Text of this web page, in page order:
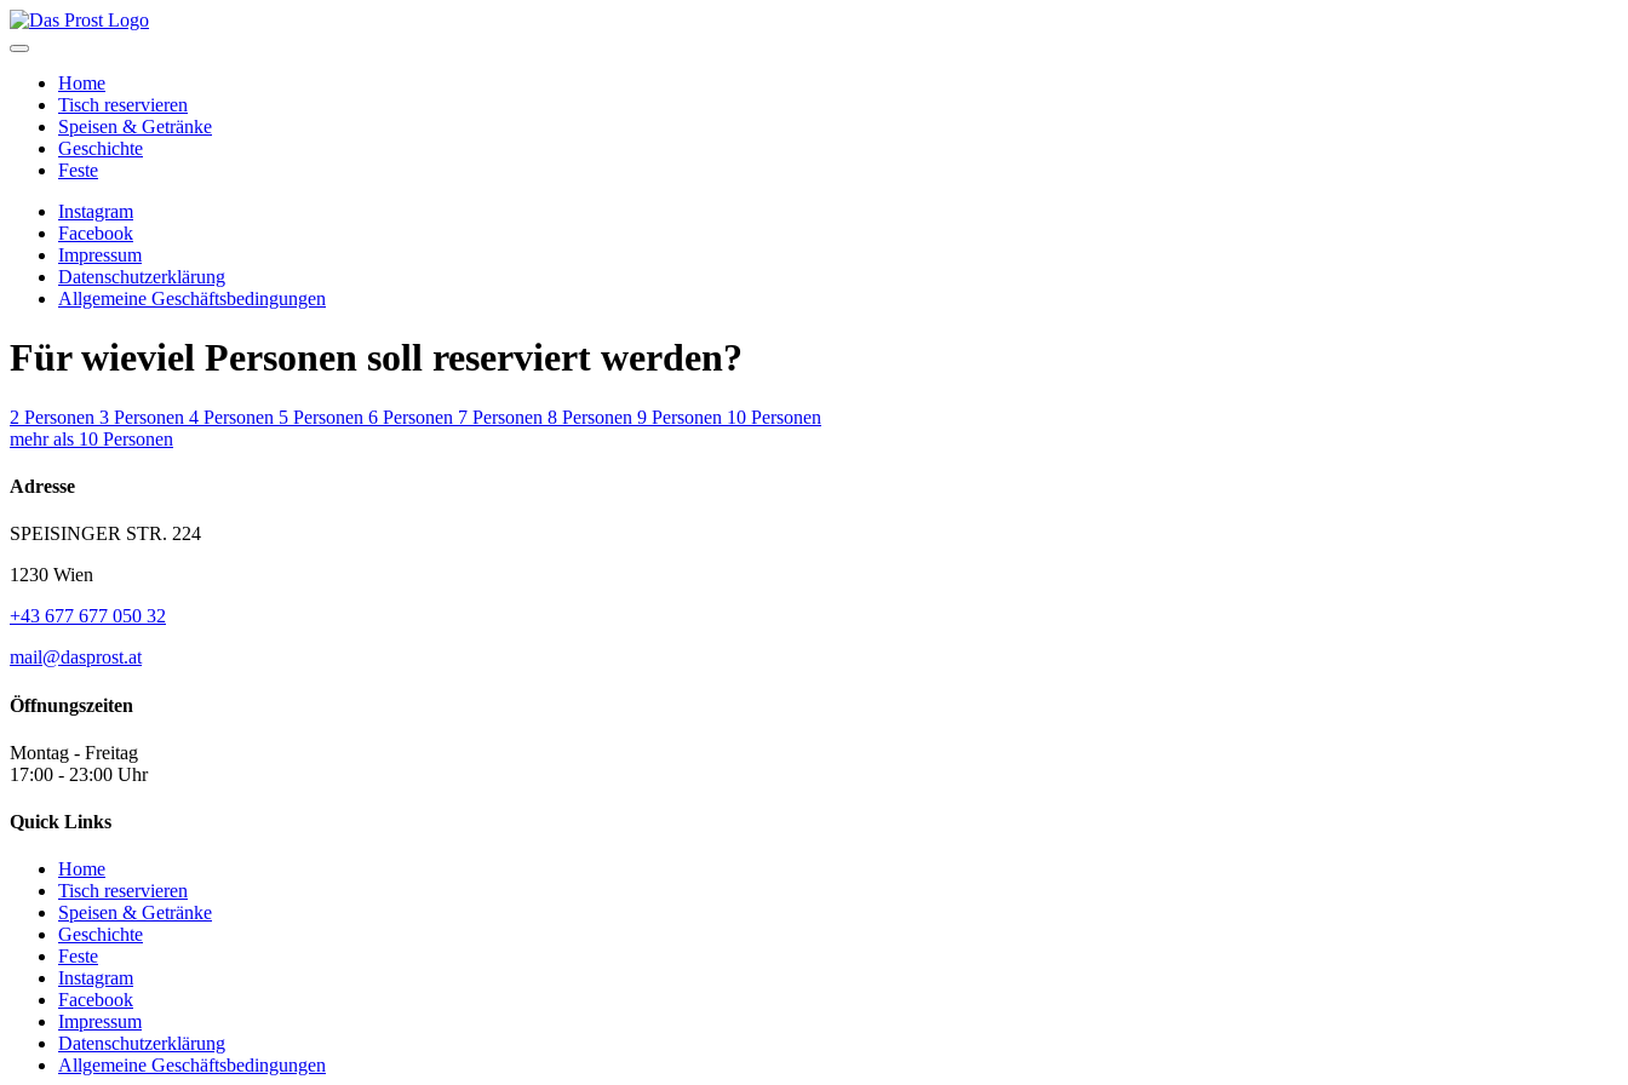
Home
Tisch reservieren
Speisen & Getränke
Geschichte
Feste
Instagram
Facebook
Impressum
Datenschutzerklärung
Allgemeine Geschäftsbedingungen
Für wieviel Personen soll reserviert werden?
2 Personen 3 Personen 4 Personen 5 Personen 6 Personen 7 Personen 8 Personen 9 Personen 10 Personen
mehr als 10 Personen
Adresse
SPEISINGER STR. 224
1230 Wien
+43 677 677 050 32
mail@dasprost.at
Öffnungszeiten
Montag - Freitag
17:00 - 23:00 Uhr
Quick Links
Home
Tisch reservieren
Speisen & Getränke
Geschichte
Feste
Instagram
Facebook
Impressum
Datenschutzerklärung
Allgemeine Geschäftsbedingungen